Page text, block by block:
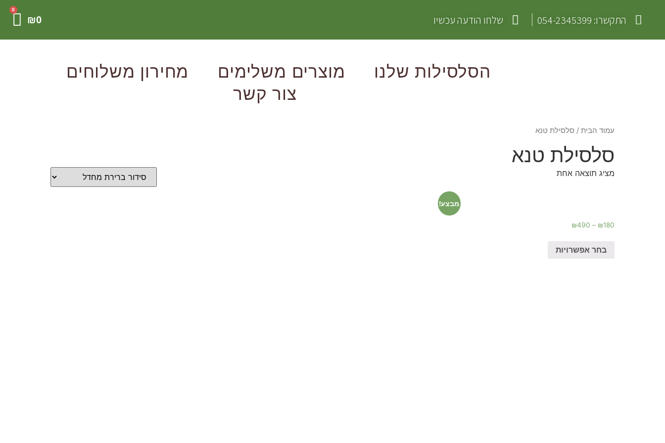
התקשרו: 054-2345399 שלחו הודעה עכשיו ₪0
0
הסלסילות שלנו מוצרים משלימים
מחירון משלוחים
צור קשר
עמוד הבית / סלסילת טנא
סלסילת טנא
מציג תוצאה אחת
מבצע!
₪180
–
₪490
בחר אפשרויות